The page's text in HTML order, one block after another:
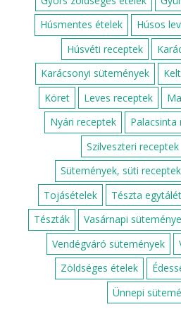
MÁR TÖBB MINT
Alapreceptek
Darált húsos receptek
Egyszerű egytálételek
Egyszerű zöldséges ételek
Fahéjas sütik
Gyors desszertek
Gyors
Gyors süti gyerekeknek
Gyors zöldséges ételek
Húsmentes ételek
Húsos